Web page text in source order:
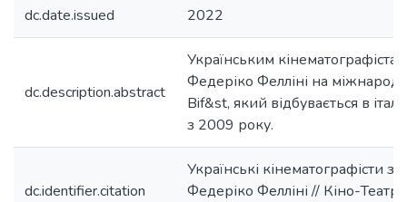
dc.date.issued 2022
dc.description.abstract
Українським
Федеріко Фелліні на
Bif&st, який відбувається в
з 2009 року.
dc.identifier.citation
Українські кінематографісти
Федеріко Фелліні // Кіно-